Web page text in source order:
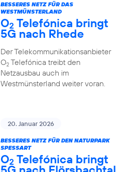
BESSERES NETZ FÜR DAS
WESTMÜNSTERLAND
O2 Telefónica bringt
5G nach Rhede
Der Telekommunikationsanbieter
O2Telefónica treibt den
Netzausbau auch im
Westmünsterland weiter voran.
20. Januar 2026
BESSERES NETZ FÜR DEN NATURPARK
SPESSART
O2 Telefónica bringt